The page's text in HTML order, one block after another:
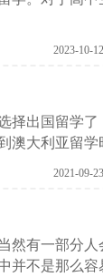
2023-10-
择出国留学了
澳大利亚留学
2021-09-
然有一部分人
并不是那么容